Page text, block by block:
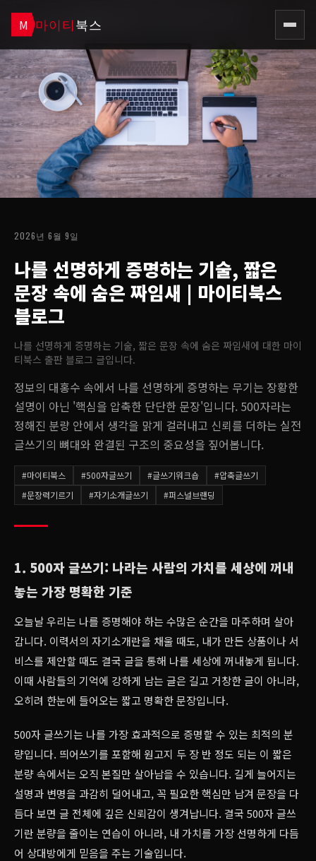
M 마이티북스
2026년 6월 9일
나를 선명하게 증명하는 기술, 짧은
문장 속에 숨은 짜임새 | 마이티북스
블로그
나를 선명하게 증명하는 기술, 짧은 문장 속에 숨은 짜임새에 대한 마이
티북스 출판 블로그 글입니다.
정보의 대홍수 속에서 나를 선명하게 증명하는 무기는 장황한
설명이 아닌 '핵심을 압축한 단단한 문장'입니다. 500자라는
정해진 분량 안에서 생각을 맑게 걸러내고 신뢰를 더하는 실전
글쓰기의 뼈대와 완결된 구조의 중요성을 짚어봅니다.
#마이티북스 #500자글쓰기 #글쓰기워크숍 #압축글쓰기
#문장력기르기 #자기소개글쓰기 #퍼스널브랜딩
1. 500자 글쓰기: 나라는 사람의 가치를 세상에 꺼내
놓는 가장 명확한 기준
오늘날 우리는 나를 증명해야 하는 수많은 순간을 마주하며 살아
갑니다. 이력서의 자기소개란을 채울 때도, 내가 만든 상품이나 서
비스를 제안할 때도 결국 글을 통해 나를 세상에 꺼내놓게 됩니다.
이때 사람들의 기억에 강하게 남는 글은 길고 거창한 글이 아니라,
오히려 한눈에 들어오는 짧고 명확한 문장입니다.
500자 글쓰기는 나를 가장 효과적으로 증명할 수 있는 최적의 분
량입니다. 띄어쓰기를 포함해 원고지 두 장 반 정도 되는 이 짧은
분량 속에서는 오직 본질만 살아남을 수 있습니다. 길게 늘어지는
설명과 변명을 과감히 덜어내고, 꼭 필요한 핵심만 남겨 문장을 다
듬다 보면 글 전체에 깊은 신뢰감이 생겨납니다. 결국 500자 글쓰
기란 분량을 줄이는 연습이 아니라, 내 가치를 가장 선명하게 다듬
어 상대방에게 믿음을 주는 기술입니다.